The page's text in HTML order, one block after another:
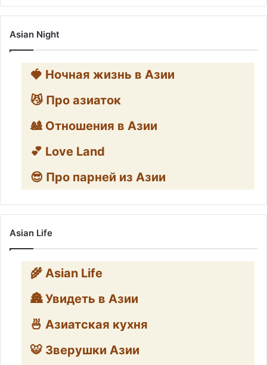
Asian Night
🍓 Ночная жизнь в Азии
😼 Про азиаток
🎎 Отношения в Азии
💕 Love Land
😎 Про парней из Азии
Asian Life
🌾 Asian Life
🏯 Увидеть в Азии
🍜 Азиатская кухня
🐯 Зверушки Азии